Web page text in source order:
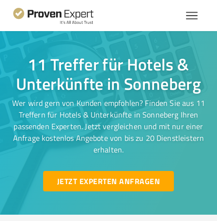
11 Treffer für Hotels &
Unterkünfte in Sonneberg
Wer wird gern von Kunden empfohlen? Finden Sie aus 11
Treffern für Hotels & Unterkünfte in Sonneberg Ihren
passenden Experten. Jetzt vergleichen und mit nur einer
Anfrage kostenlos Angebote von bis zu 20 Dienstleistern
erhalten.
JETZT EXPERTEN ANFRAGEN